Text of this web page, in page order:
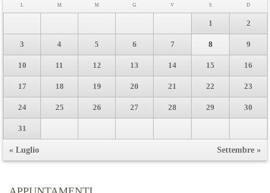
L M M G V S D
1 2
3 4 5 6 7 8 9
10 11 12 13 14 15 16
17 18 19 20 21 22 23
24 25 26 27 28 29 30
31
« Luglio Settembre »